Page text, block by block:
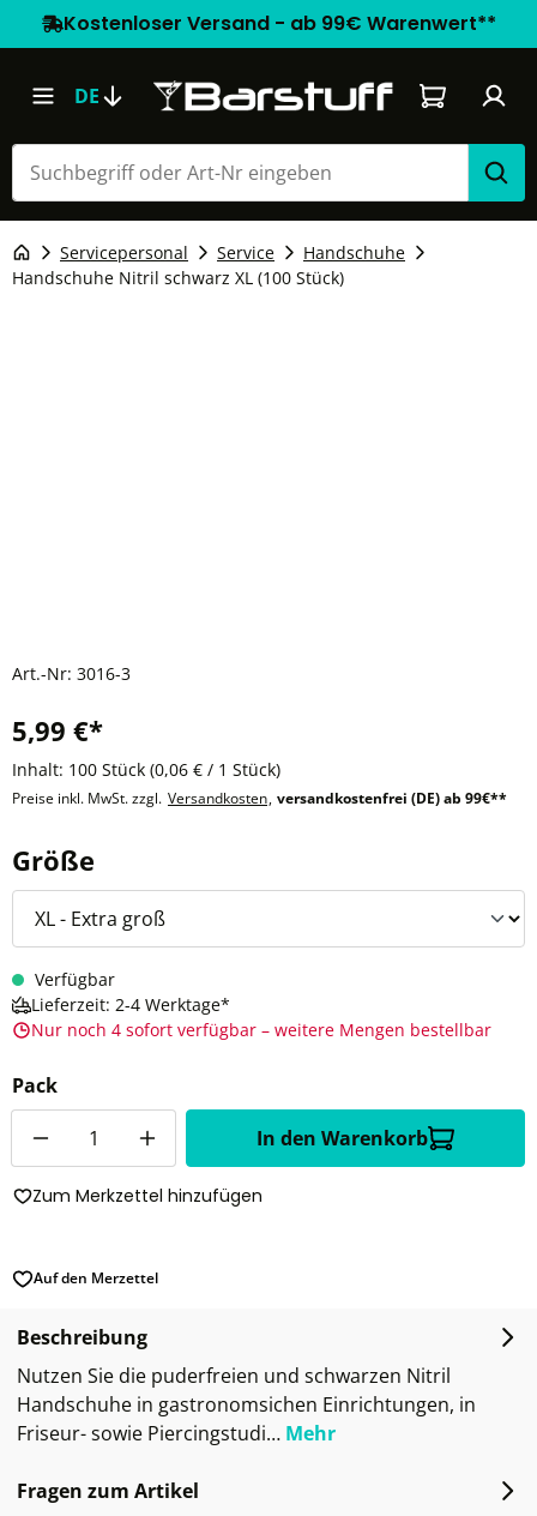
Kostenloser Versand - ab 99€ Warenwert**
DE Warenkorb
Servicepersonal Service
Handschuhe
Handschuhe Nitril schwarz XL (100 Stück)
Art.-Nr: 3016-3
5,99 €*
Inhalt: 100 Stück (0,06 € / 1 Stück)
Preise inkl. MwSt. zzgl. Versandkosten, versandkostenfrei (DE) ab 99€**
Größe
Verfügbar
Lieferzeit: 2-4 Werktage*
Nur noch 4 sofort verfügbar – weitere Mengen bestellbar
Pack
In den Warenkorb
Zum Merkzettel hinzufügen
Auf den Merzettel
Beschreibung
Nutzen Sie die puderfreien und schwarzen Nitril
Handschuhe in gastronomsichen Einrichtungen, in
Friseur- sowie Piercingstudi… Mehr
Fragen zum Artikel